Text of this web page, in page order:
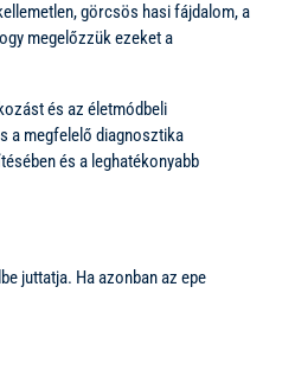
görcsös hasi fájdalom, a
megelőzzük ezeket a
és az életmódbeli
a megfelelő diagnosztika
és a leghatékonyabb
juttatja. Ha azonban az epe